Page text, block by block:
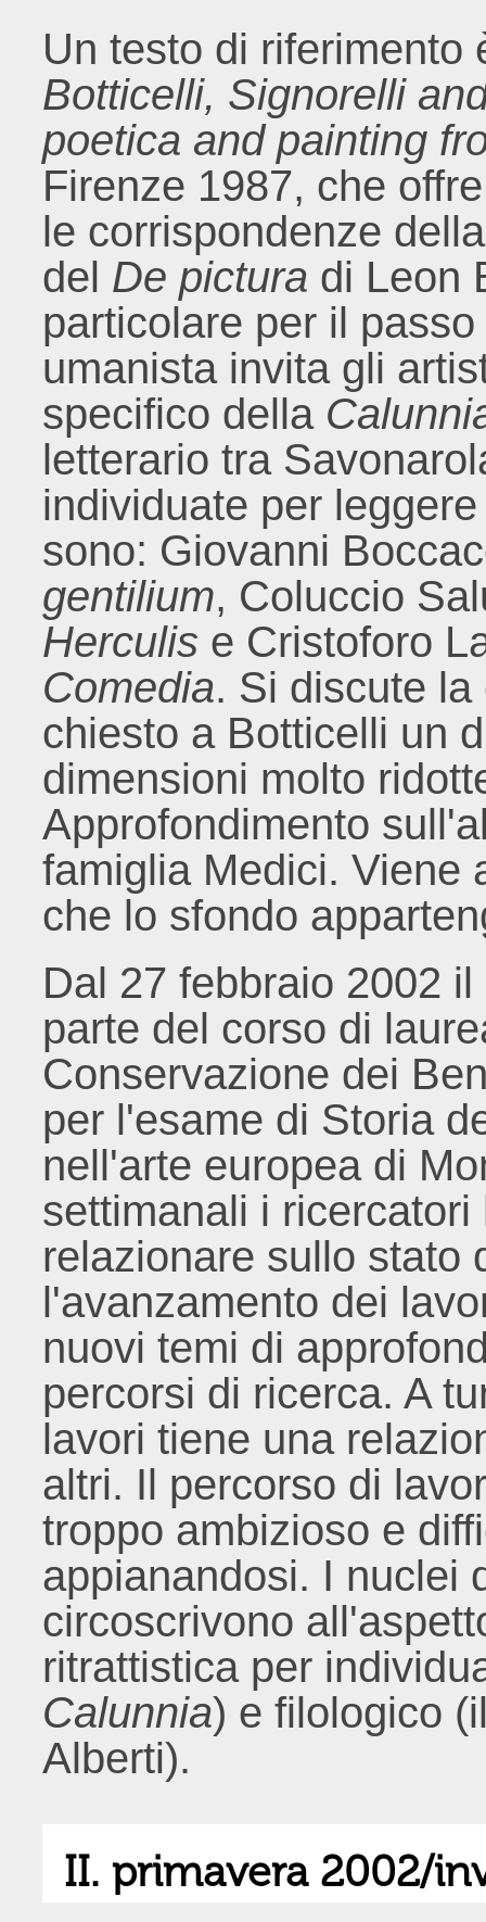
Un testo di riferimento
Botticelli, Signorelli
poetica and painting
Firenze 1987, che
le corrispondenze
del De pictura di Leon
particolare per il
umanista invita gli
specifico della
letterario tra
individuate per
sono: Giovanni
gentilium, Coluccio
Herculis e Cristoforo
Comedia. Si discute
chiesto a Botticelli un
dimensioni molto
Approfondimento
famiglia Medici. Viene
che lo sfondo
Dal 27 febbraio 2002
parte del corso di
Conservazione dei
per l'esame di Storia
nell'arte europea di
settimanali i
relazionare sullo stato
l'avanzamento dei
nuovi temi di
percorsi di ricerca. A
lavori tiene una
altri. Il percorso di
troppo ambizioso e
appianandosi. I nuclei
circoscrivono
ritrattistica per
Calunnia) e filologico
Alberti).
II. primavera 2002/